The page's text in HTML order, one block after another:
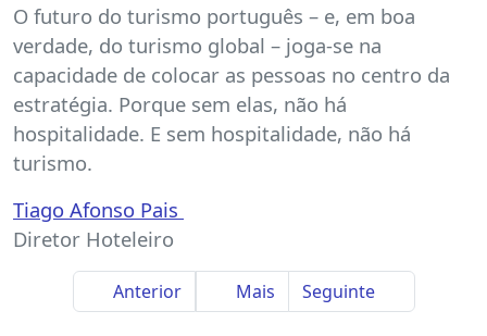
O futuro do turismo português – e, em boa
verdade, do turismo global – joga-se na
capacidade de colocar as pessoas no centro da
estratégia. Porque sem elas, não há
hospitalidade. E sem hospitalidade, não há
turismo.
Tiago Afonso Pais
Diretor Hoteleiro
Anterior Mais Seguinte